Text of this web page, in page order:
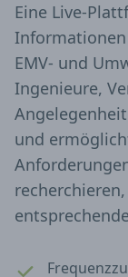
Eine Live-
EMV- und
Ingenieure,
und